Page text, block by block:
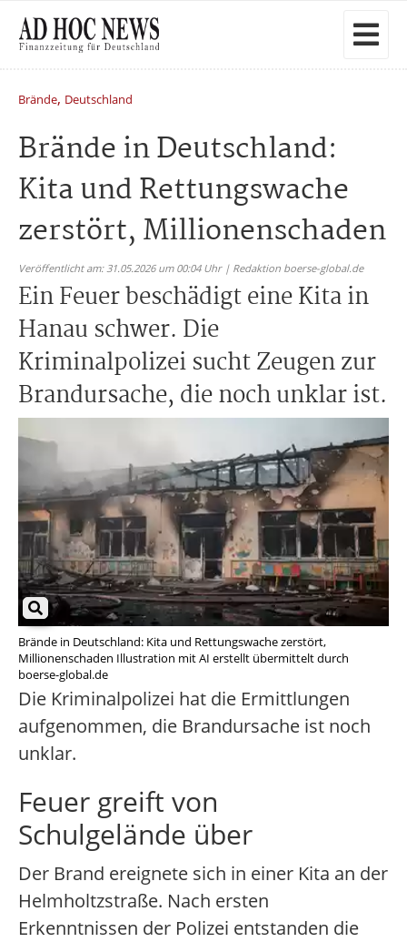
Brände, Deutschland
Brände in Deutschland:
Kita und Rettungswache
zerstört, Millionenschaden
Veröffentlicht am: 31.05.2026 um 00:04 Uhr | Redaktion boerse-global.de
Ein Feuer beschädigt eine Kita in
Hanau schwer. Die
Kriminalpolizei sucht Zeugen zur
Brandursache, die noch unklar ist.
Brände in Deutschland: Kita und Rettungswache zerstört,
Millionenschaden Illustration mit AI erstellt übermittelt durch
boerse-global.de
Die Kriminalpolizei hat die Ermittlungen
aufgenommen, die Brandursache ist noch
unklar.
Feuer greift von
Schulgelände über
Der Brand ereignete sich in einer Kita an der
Helmholtzstraße. Nach ersten
Erkenntnissen der Polizei entstanden die